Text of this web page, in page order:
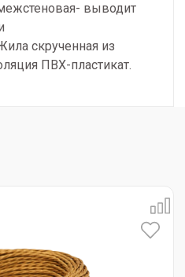
выводит
скрученная из
ПВХ-пластикат.